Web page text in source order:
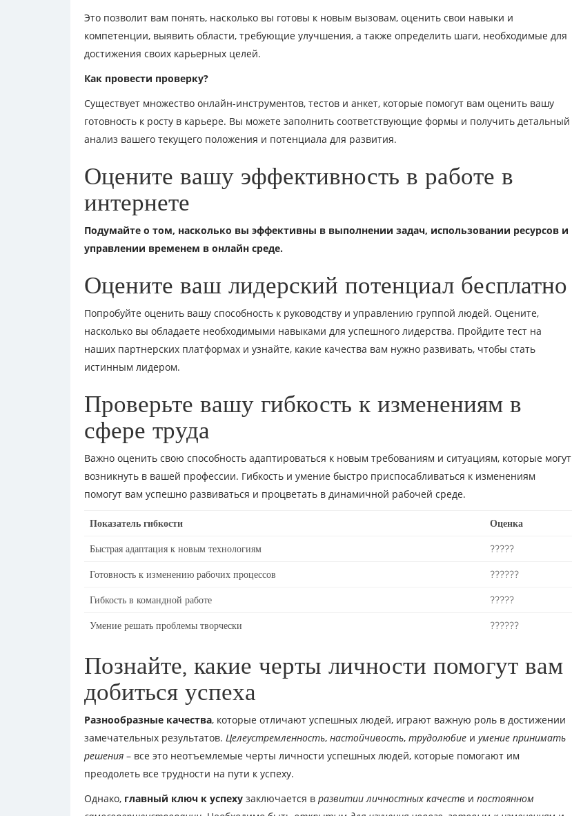
Это позволит вам понять, насколько вы готовы к новым вызовам, оценить свои навыки и
компетенции, выявить области, требующие улучшения, а также определить шаги, необходимые для
достижения своих карьерных целей.
Как провести проверку?
Существует множество онлайн-инструментов, тестов и анкет, которые помогут вам оценить вашу
готовность к росту в карьере. Вы можете заполнить соответствующие формы и получить детальный
анализ вашего текущего положения и потенциала для развития.
Оцените вашу эффективность в работе в
интернете
Подумайте о том, насколько вы эффективны в выполнении задач, использовании ресурсов и
управлении временем в онлайн среде.
Оцените ваш лидерский потенциал бесплатно
Попробуйте оценить вашу способность к руководству и управлению группой людей. Оцените,
насколько вы обладаете необходимыми навыками для успешного лидерства. Пройдите тест на
наших партнерских платформах и узнайте, какие качества вам нужно развивать, чтобы стать
истинным лидером.
Проверьте вашу гибкость к изменениям в
сфере труда
Важно оценить свою способность адаптироваться к новым требованиям и ситуациям, которые могут
возникнуть в вашей профессии. Гибкость и умение быстро приспосабливаться к изменениям
помогут вам успешно развиваться и процветать в динамичной рабочей среде.
Показатель гибкости Оценка
Быстрая адаптация к новым технологиям ?????
Готовность к изменению рабочих процессов ??????
Гибкость в командной работе ?????
Умение решать проблемы творчески ??????
Познайте, какие черты личности помогут вам
добиться успеха
Разнообразные качества, которые отличают успешных людей, играют важную роль в достижении
замечательных результатов. Целеустремленность, настойчивость, трудолюбие и умение принимать
решения – все это неотъемлемые черты личности успешных людей, которые помогают им
преодолеть все трудности на пути к успеху.
Однако, главный ключ к успеху заключается в развитии личностных качеств и постоянном